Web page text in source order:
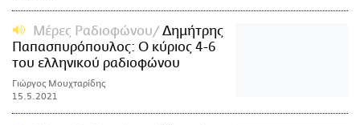
Μέρες Ραδιοφώνου
Δημήτρης
Παπασπυρόπουλος: Ο κύριος 4-6
του ελληνικού ραδιοφώνου
Γιώργος Μουχταρίδης
15.5.2021